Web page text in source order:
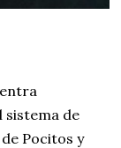
sistema de
Pocitos y